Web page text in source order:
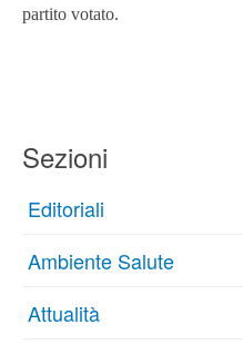
partito votato.
Sezioni
Editoriali
Ambiente Salute
Attualità